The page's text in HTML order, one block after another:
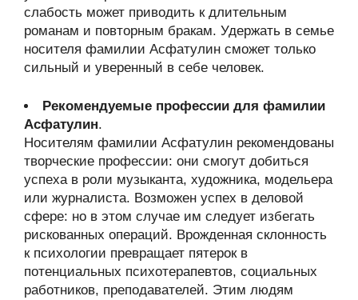
слабость может приводить к длительным
романам и повторным бракам. Удержать в семье
носителя фамилии Асфатулин сможет только
сильный и уверенный в себе человек.
Рекомендуемые профессии для фамилии
Асфатулин.
Носителям фамилии Асфатулин рекомендованы
творческие профессии: они смогут добиться
успеха в роли музыканта, художника, модельера
или журналиста. Возможен успех в деловой
сфере: но в этом случае им следует избегать
рискованных операций. Врожденная склонность
к психологии превращает пятерок в
потенциальных психотерапевтов, социальных
работников, преподавателей. Этим людям